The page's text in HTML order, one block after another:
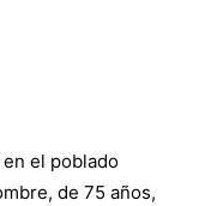
el poblado
de 75 años,